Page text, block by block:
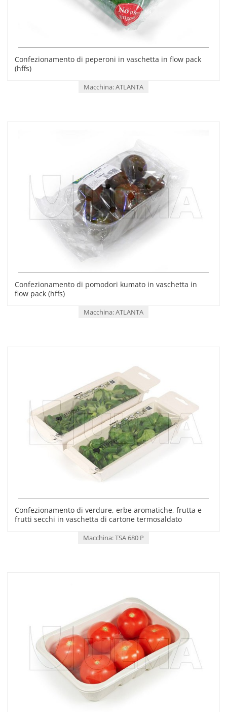
Confezionamento di peperoni in vaschetta in flow pack
(hffs)
Macchina: ATLANTA
Confezionamento di pomodori kumato in vaschetta in
flow pack (hffs)
Macchina: ATLANTA
Confezionamento di verdure, erbe aromatiche, frutta e
frutti secchi in vaschetta di cartone termosaldato
Macchina: TSA 680 P